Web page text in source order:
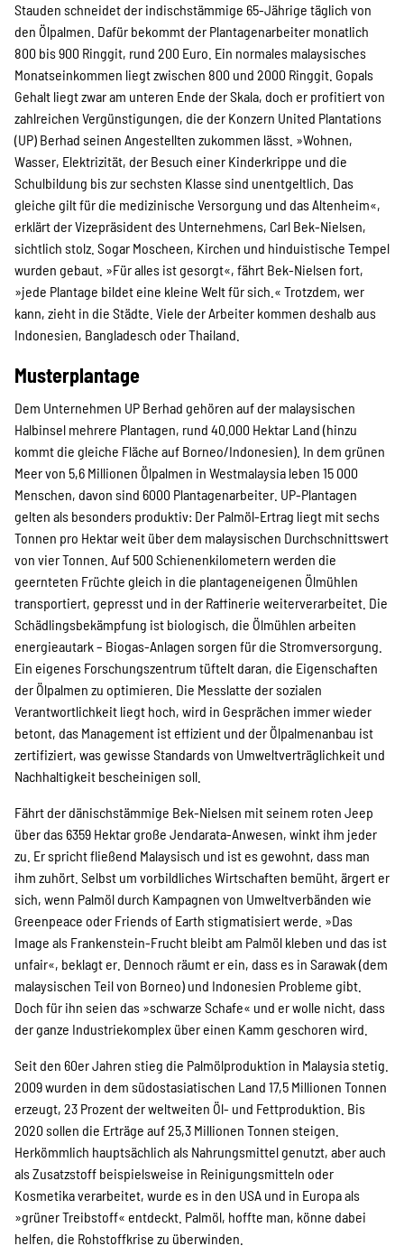
SPENDEN
Über uns
Transparenz
Kontakt
english
Indonesian
Suche
Stauden schneidet der indischstämmige 65-Jährige täglich von
den Ölpalmen. Dafür bekommt der Plantagenarbeiter monatlich
800 bis 900 Ringgit, rund 200 Euro. Ein normales malaysisches
Monatseinkommen liegt zwischen 800 und 2000 Ringgit. Gopals
Gehalt liegt zwar am unteren Ende der Skala, doch er profitiert von
zahlreichen Vergünstigungen, die der Konzern United Plantations
(UP) Berhad seinen Angestellten zukommen lässt. »Wohnen,
Wasser, Elektrizität, der Besuch einer Kinderkrippe und die
Schulbildung bis zur sechsten Klasse sind unentgeltlich. Das
gleiche gilt für die medizinische Versorgung und das Altenheim«,
erklärt der Vizepräsident des Unternehmens, Carl Bek-Nielsen,
sichtlich stolz. Sogar Moscheen, Kirchen und hinduistische Tempel
wurden gebaut. »Für alles ist gesorgt«, fährt Bek-Nielsen fort,
»jede Plantage bildet eine kleine Welt für sich.« Trotzdem, wer
kann, zieht in die Städte. Viele der Arbeiter kommen deshalb aus
Indonesien, Bangladesch oder Thailand.
Musterplantage
Dem Unternehmen UP Berhad gehören auf der malaysischen
Halbinsel mehrere Plantagen, rund 40.000 Hektar Land (hinzu
kommt die gleiche Fläche auf Borneo/Indonesien). In dem grünen
Meer von 5,6 Millionen Ölpalmen in Westmalaysia leben 15 000
Menschen, davon sind 6000 Plantagenarbeiter. UP-Plantagen
gelten als besonders produktiv: Der Palmöl-Ertrag liegt mit sechs
Tonnen pro Hektar weit über dem malaysischen Durchschnittswert
von vier Tonnen. Auf 500 Schienenkilometern werden die
geernteten Früchte gleich in die plantageneigenen Ölmühlen
transportiert, gepresst und in der Raffinerie weiterverarbeitet. Die
Schädlingsbekämpfung ist biologisch, die Ölmühlen arbeiten
energieautark – Biogas-Anlagen sorgen für die Stromversorgung.
Ein eigenes Forschungszentrum tüftelt daran, die Eigenschaften
der Ölpalmen zu optimieren. Die Messlatte der sozialen
Verantwortlichkeit liegt hoch, wird in Gesprächen immer wieder
betont, das Management ist effizient und der Ölpalmenanbau ist
zertifiziert, was gewisse Standards von Umweltverträglichkeit und
Nachhaltigkeit bescheinigen soll.
Fährt der dänischstämmige Bek-Nielsen mit seinem roten Jeep
über das 6359 Hektar große Jendarata-Anwesen, winkt ihm jeder
zu. Er spricht fließend Malaysisch und ist es gewohnt, dass man
ihm zuhört. Selbst um vorbildliches Wirtschaften bemüht, ärgert er
sich, wenn Palmöl durch Kampagnen von Umweltverbänden wie
Greenpeace oder Friends of Earth stigmatisiert werde. »Das
Image als Frankenstein-Frucht bleibt am Palmöl kleben und das ist
unfair«, beklagt er. Dennoch räumt er ein, dass es in Sarawak (dem
malaysischen Teil von Borneo) und Indonesien Probleme gibt.
Doch für ihn seien das »schwarze Schafe« und er wolle nicht, dass
der ganze Industriekomplex über einen Kamm geschoren wird.
Seit den 60er Jahren stieg die Palmölproduktion in Malaysia stetig.
2009 wurden in dem südostasiatischen Land 17,5 Millionen Tonnen
erzeugt, 23 Prozent der weltweiten Öl- und Fettproduktion. Bis
2020 sollen die Erträge auf 25,3 Millionen Tonnen steigen.
Herkömmlich hauptsächlich als Nahrungsmittel genutzt, aber auch
als Zusatzstoff beispielsweise in Reinigungsmitteln oder
Kosmetika verarbeitet, wurde es in den USA und in Europa als
»grüner Treibstoff« entdeckt. Palmöl, hoffte man, könne dabei
helfen, die Rohstoffkrise zu überwinden.